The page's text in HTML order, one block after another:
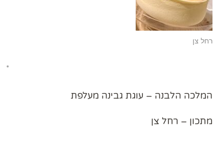
רחל צן
המלכה הלבנה – עוגת גבינה מעלפת
מתכון – רחל צן